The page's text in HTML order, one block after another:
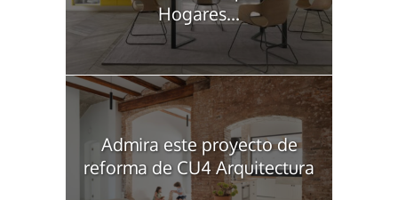
Hogares...
Admira este proyecto de
reforma de CU4 Arquitectura